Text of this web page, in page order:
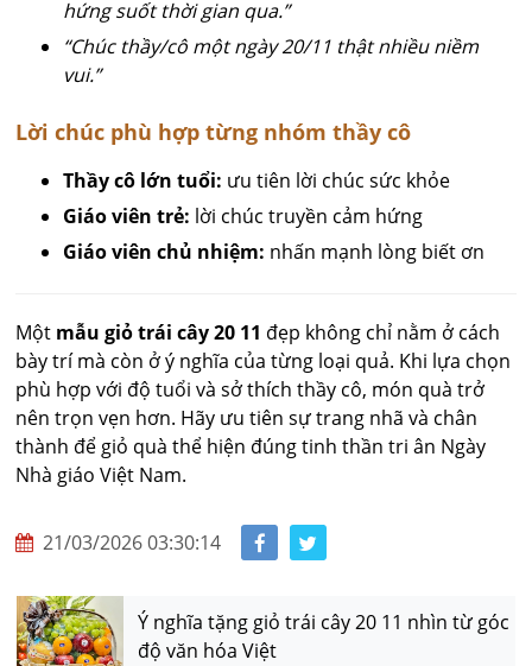
hứng suốt thời gian qua.”
“Chúc thầy/cô một ngày 20/11 thật nhiều niềm
vui.”
Lời chúc phù hợp từng nhóm thầy cô
Thầy cô lớn tuổi: ưu tiên lời chúc sức khỏe
Giáo viên trẻ: lời chúc truyền cảm hứng
Giáo viên chủ nhiệm: nhấn mạnh lòng biết ơn
Một mẫu giỏ trái cây 20 11 đẹp không chỉ nằm ở cách
bày trí mà còn ở ý nghĩa của từng loại quả. Khi lựa chọn
phù hợp với độ tuổi và sở thích thầy cô, món quà trở
nên trọn vẹn hơn. Hãy ưu tiên sự trang nhã và chân
thành để giỏ quà thể hiện đúng tinh thần tri ân Ngày
Nhà giáo Việt Nam.
21/03/2026 03:30:14
Ý nghĩa tặng giỏ trái cây 20 11 nhìn từ góc
độ văn hóa Việt